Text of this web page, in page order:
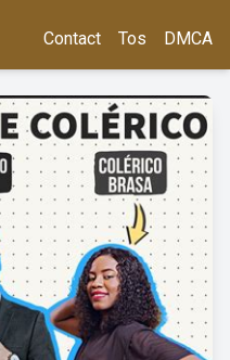
Contact Tos DMCA